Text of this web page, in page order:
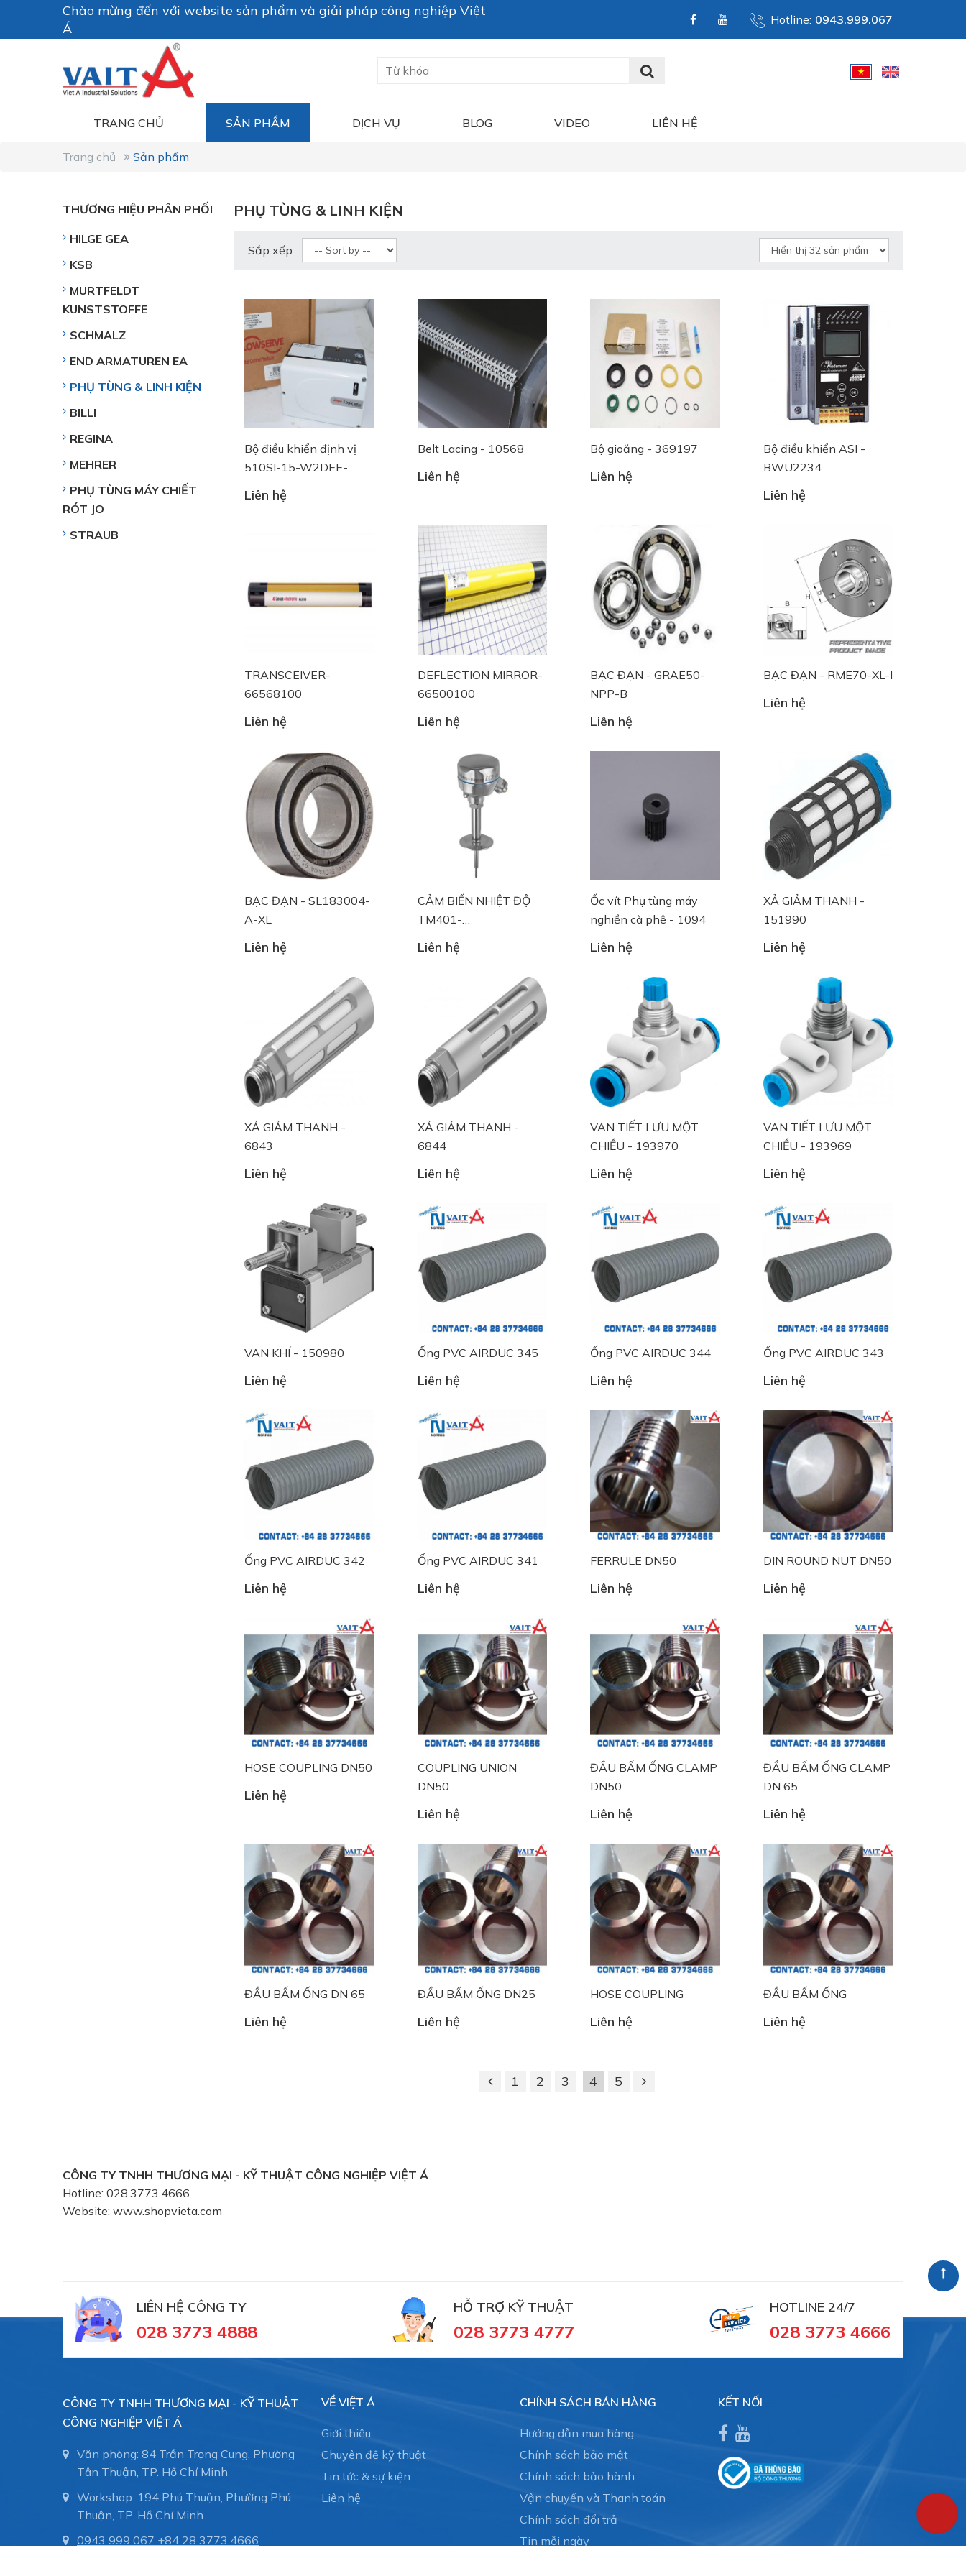
Chào mừng đến với website sản phẩm và giải pháp công nghiệp Việt
Á
Hotline: 0943.999.067
TRANG CHỦ SẢN PHẨM DỊCH VỤ BLOG VIDEO LIÊN HỆ
Trang chủ Sản phẩm
THƯƠNG HIỆU PHÂN PHỐI
HILGE GEA
KSB
MURTFELDT
KUNSTSTOFFE
SCHMALZ
END ARMATUREN EA
PHỤ TÙNG & LINH KIỆN
BILLI
REGINA
MEHRER
PHỤ TÙNG MÁY CHIẾT
RÓT JO
STRAUB
PHỤ TÙNG & LINH KIỆN
Sắp xếp:
Bộ điều khiển định vị
510SI-15-W2DEE-
00F0-000
Liên hệ
Belt Lacing - 10568
Liên hệ
Bộ gioăng - 369197
Liên hệ
Bộ điều khiển ASI -
BWU2234
Liên hệ
TRANSCEIVER-
66568100
Liên hệ
DEFLECTION MIRROR-
66500100
Liên hệ
BẠC ĐẠN - GRAE50-
NPP-B
Liên hệ
BẠC ĐẠN - RME70-XL-I
Liên hệ
BẠC ĐẠN - SL183004-
A-XL
Liên hệ
CẢM BIẾN NHIỆT ĐỘ
TM401-
AA1F1J3A13A20A32EA1A1
Liên hệ
Ốc vít Phụ tùng máy
nghiền cà phê - 1094
Liên hệ
XẢ GIẢM THANH -
151990
Liên hệ
XẢ GIẢM THANH -
6843
Liên hệ
XẢ GIẢM THANH -
6844
Liên hệ
VAN TIẾT LƯU MỘT
CHIỀU - 193970
Liên hệ
VAN TIẾT LƯU MỘT
CHIỀU - 193969
Liên hệ
VAN KHÍ - 150980
Liên hệ
Ống PVC AIRDUC 345
Liên hệ
Ống PVC AIRDUC 344
Liên hệ
Ống PVC AIRDUC 343
Liên hệ
Ống PVC AIRDUC 342
Liên hệ
Ống PVC AIRDUC 341
Liên hệ
FERRULE DN50
Liên hệ
DIN ROUND NUT DN50
Liên hệ
HOSE COUPLING DN50
Liên hệ
COUPLING UNION
DN50
Liên hệ
ĐẦU BẤM ỐNG CLAMP
DN50
Liên hệ
ĐẦU BẤM ỐNG CLAMP
DN 65
Liên hệ
ĐẦU BẤM ỐNG DN 65
Liên hệ
ĐẦU BẤM ỐNG DN25
Liên hệ
HOSE COUPLING
Liên hệ
ĐẦU BẤM ỐNG
Liên hệ
1 2 3 4 5
CÔNG TY TNHH THƯƠNG MẠI - KỸ THUẬT CÔNG NGHIỆP VIỆT Á
Hotline: 028.3773.4666
Website: www.shopvieta.com
LIÊN HỆ CÔNG TY
028 3773 4888
HỖ TRỢ KỸ THUẬT
028 3773 4777
HOTLINE 24/7
028 3773 4666
CÔNG TY TNHH THƯƠNG MẠI - KỸ THUẬT
CÔNG NGHIỆP VIỆT Á
Văn phòng: 84 Trần Trọng Cung, Phường
Tân Thuận, TP. Hồ Chí Minh
Workshop: 194 Phú Thuận, Phường Phú
Thuận, TP. Hồ Chí Minh
0943 999 067 +84 28 3773.4666
VỀ VIỆT Á
Giới thiệu
Chuyên đề kỹ thuật
Tin tức & sự kiện
Liên hệ
CHÍNH SÁCH BÁN HÀNG
Hướng dẫn mua hàng
Chính sách bảo mật
Chính sách bảo hành
Vận chuyển và Thanh toán
Chính sách đổi trả
Tin mỗi ngày
KẾT NỐI